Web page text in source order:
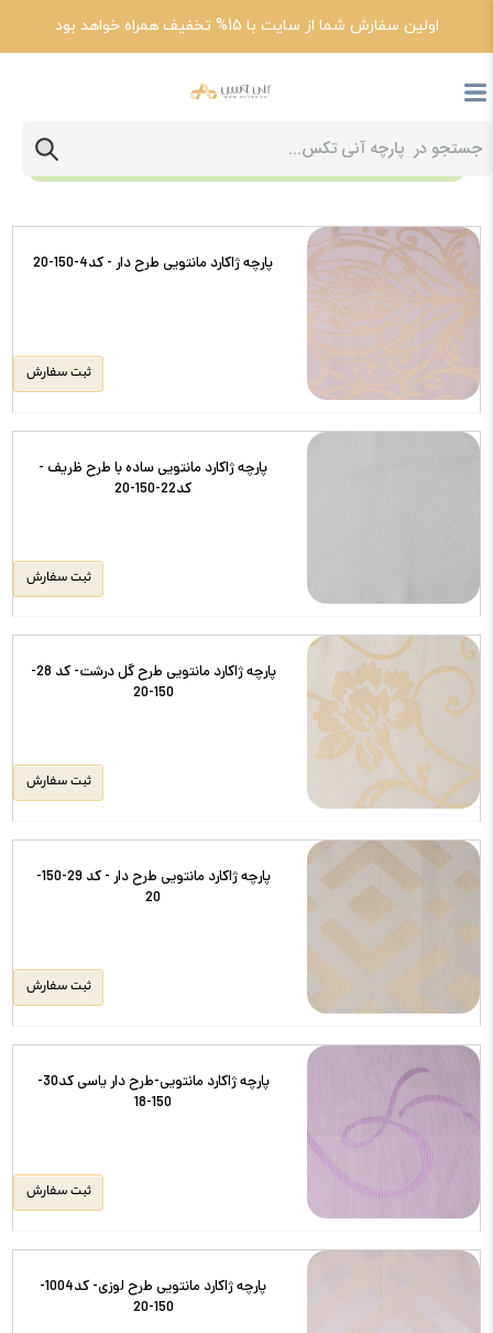
اولین سفارش شما از سایت با 15% تخفیف همراه خواهد بود
فیلتر تخفیف‌دارها
پارچه ژاکارد مانتویی طرح دار - کد4-150-20
ثبت سفارش
پارچه ژاکارد مانتویی ساده با طرح ظریف -
کد22-150-20
ثبت سفارش
پارچه ژاکارد مانتویی طرح گل درشت- کد 28-
150-20
ثبت سفارش
پارچه ژاکارد مانتویی طرح دار - کد 29-150-
20
ثبت سفارش
پارچه ژاکارد مانتویی-طرح دار یاسی کد30-
150-18
ثبت سفارش
پارچه ژاکارد مانتویی طرح لوزی- کد1004-
150-20